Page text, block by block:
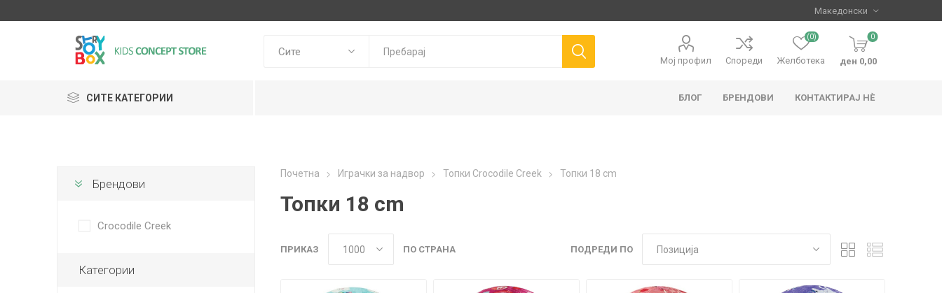
Мој профил Спореди Желботека
(0) 0
ден 0,00
СИТЕ КАТЕГОРИИ БЛОГ БРЕНДОВИ
Janod
GLOBBER
Lilliputiens
Trudi Goki
КОНТАКТИРАЈ НЀ
Почетна Играчки за надвор Топки Crocodile Creek Топки 18 cm
Топки 18 cm
ПОДРЕДИ ПО
ПРИКАЗ ПО СТРАНА
Брендови
Crocodile Creek
Категории